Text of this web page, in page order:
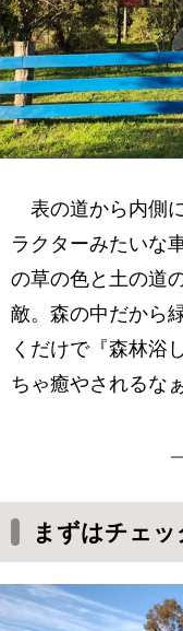
表の道から内側
ラクターみたいな
の草の色と土の道
敵。森の中だから
くだけで『森林浴
ちゃ癒やされるなぁ
まずはチェ